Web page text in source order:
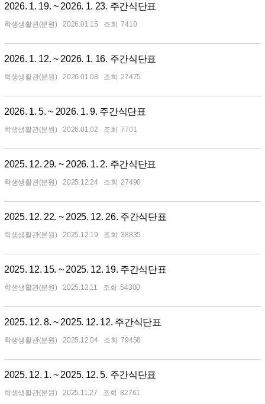
2026. 1. 19. ~ 2026. 1. 23. 주간식단표
학생생활관(분원) 2026.01.15 7410
2026. 1. 12. ~ 2026. 1. 16. 주간식단표
학생생활관(분원) 2026.01.08 27475
2026. 1. 5. ~ 2026. 1. 9. 주간식단표
학생생활관(분원) 2026.01.02 7701
2025. 12. 29. ~ 2026. 1. 2. 주간식단표
학생생활관(분원) 2025.12.24 27490
2025. 12. 22. ~ 2025. 12. 26. 주간식단표
학생생활관(분원) 2025.12.19 38835
2025. 12. 15. ~ 2025. 12. 19. 주간식단표
학생생활관(분원) 2025.12.11 54300
2025. 12. 8. ~ 2025. 12. 12. 주간식단표
학생생활관(분원) 2025.12.04 79458
2025. 12. 1. ~ 2025. 12. 5. 주간식단표
학생생활관(분원) 2025.11.27 82761